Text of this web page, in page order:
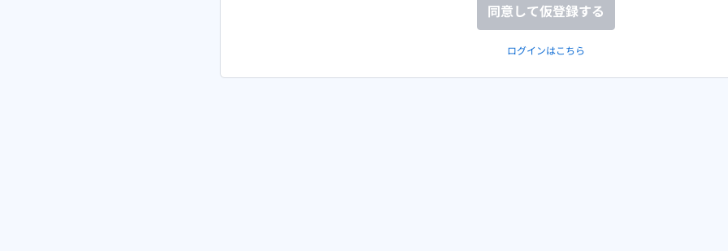
同意して仮登録する
ログインはこちら